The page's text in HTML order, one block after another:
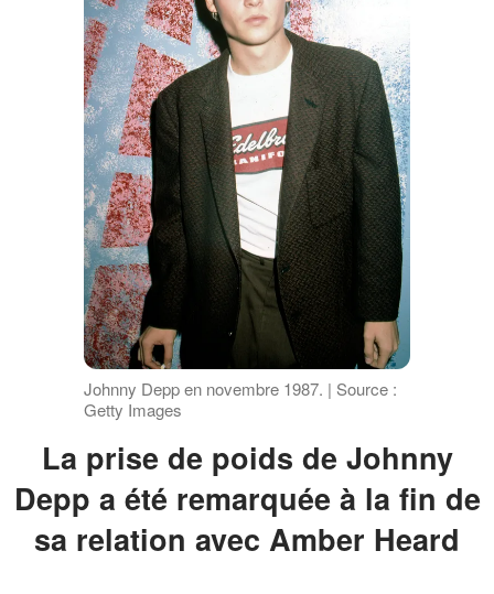
Johnny Depp en novembre 1987. | Source :
Getty Images
La prise de poids de Johnny
Depp a été remarquée à la fin de
sa relation avec Amber Heard